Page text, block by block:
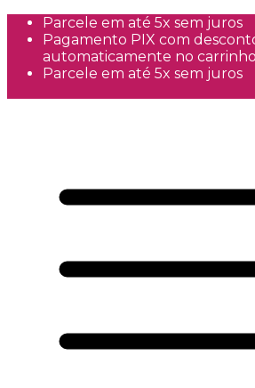
Parcele em até 5x sem juros
Pagamento PIX com
automaticamente no carrinho
Parcele em até 5x sem juros